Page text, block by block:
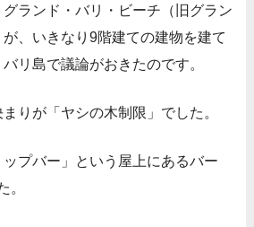
ランド・バリ・ビーチ（旧グラン
が、いきなり9階建ての建物を建て
リ島で議論がおきたのです。
りが「ヤシの木制限」でした。
プバー」という屋上にあるバー
。